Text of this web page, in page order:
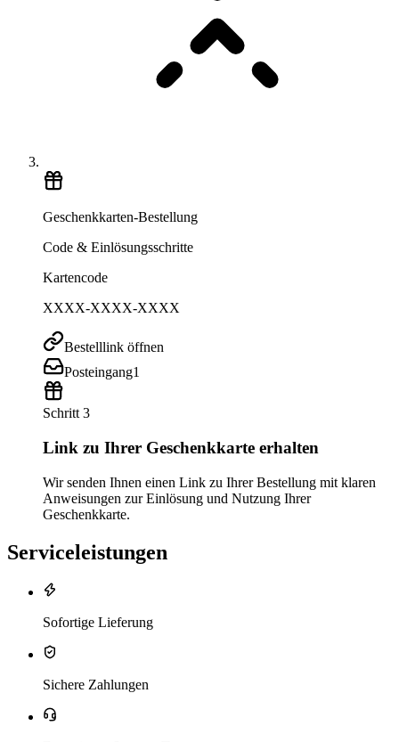
Geschenkkarten-Bestellung
Code & Einlösungsschritte
Kartencode
XXXX-XXXX-XXXX
Bestelllink öffnen
Posteingang1
Schritt 3
Link zu Ihrer Geschenkkarte erhalten
Wir senden Ihnen einen Link zu Ihrer Bestellung mit klaren
Anweisungen zur Einlösung und Nutzung Ihrer
Geschenkkarte.
Serviceleistungen
Sofortige Lieferung
Sichere Zahlungen